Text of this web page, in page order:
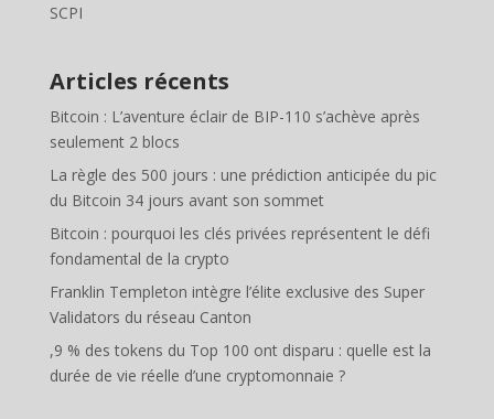
SCPI
Articles récents
Bitcoin : L’aventure éclair de BIP-110 s’achève après
seulement 2 blocs
La règle des 500 jours : une prédiction anticipée du pic
du Bitcoin 34 jours avant son sommet
Bitcoin : pourquoi les clés privées représentent le défi
fondamental de la crypto
Franklin Templeton intègre l’élite exclusive des Super
Validators du réseau Canton
,9 % des tokens du Top 100 ont disparu : quelle est la
durée de vie réelle d’une cryptomonnaie ?